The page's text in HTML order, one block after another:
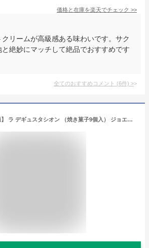
価格と在庫を楽天でチェック >>
リームが高級感ある味わいです。サク
絶妙にマッチして絶品でおすすめです
全てのおすすめコメント (6件) >
【 ギフト に最適】 ラ デギュスタシオン （焼き菓子9個入） ジョエル・ロブション （旧 特製アソートメントＡ）